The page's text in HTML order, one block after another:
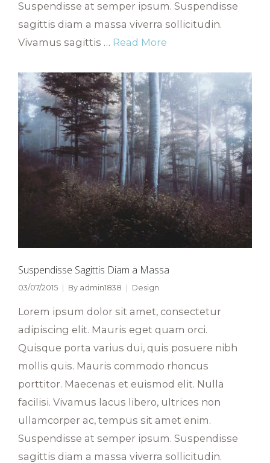
Suspendisse at semper ipsum. Suspendisse
sagittis diam a massa viverra sollicitudin.
Vivamus sagittis … Read More
Suspendisse Sagittis Diam a Massa
03/07/2015 By admin1838 Design
Lorem ipsum dolor sit amet, consectetur
adipiscing elit. Mauris eget quam orci.
Quisque porta varius dui, quis posuere nibh
mollis quis. Mauris commodo rhoncus
porttitor. Maecenas et euismod elit. Nulla
facilisi. Vivamus lacus libero, ultrices non
ullamcorper ac, tempus sit amet enim.
Suspendisse at semper ipsum. Suspendisse
sagittis diam a massa viverra sollicitudin.